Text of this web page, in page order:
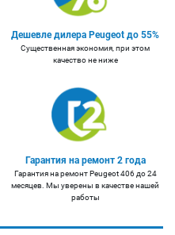
Дешевле дилера Peugeot до 55%
Существенная экономия, при этом
качество не ниже
Гарантия на ремонт 2 года
Гарантия на ремонт Peugeot 406 до 24
месяцев. Мы уверены в качестве нашей
работы